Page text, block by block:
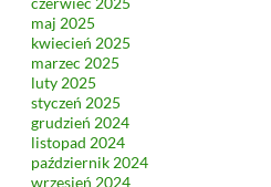
maj 2025
kwiecień 2025
marzec 2025
luty 2025
styczeń 2025
grudzień 2024
listopad 2024
październik 2024
wrzesień 2024